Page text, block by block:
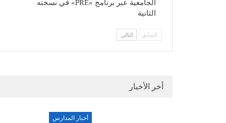
الجامعية عبر برنامج «PRE» في نسخته
الثانية
السابق التالي
أخر الأخبار
أخبار المدارس